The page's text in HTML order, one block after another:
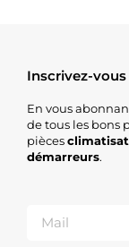
Inscrivez-
En vous
de tous les bons
pièces
démarreurs.